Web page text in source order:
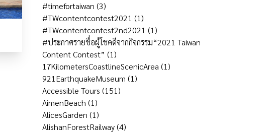
#timefortaiwan (3)
#TWcontentcontest2021 (1)
#TWcontentcontest2nd2021 (1)
#ประกาศรายชื่อผู้โชคดีจากกิจกรรม“2021 Taiwan
Content Contest” (1)
17KilometersCoastlineScenicArea (1)
921EarthquakeMuseum (1)
Accessible Tours (151)
AimenBeach (1)
AlicesGarden (1)
AlishanForestRailway(4)